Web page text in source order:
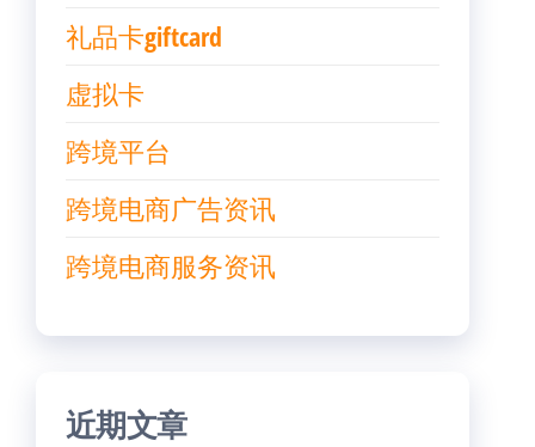
礼品卡giftcard
虚拟卡
跨境平台
跨境电商广告资讯
跨境电商服务资讯
近期文章